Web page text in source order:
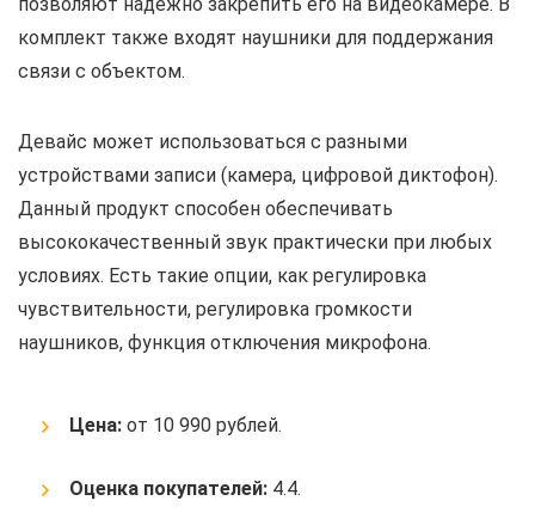
комплект также входят наушники для поддержания
связи с объектом.
Девайс может использоваться с разными
устройствами записи (камера, цифровой диктофон).
Данный продукт способен обеспечивать
высококачественный звук практически при любых
условиях. Есть такие опции, как регулировка
чувствительности, регулировка громкости
наушников, функция отключения микрофона.
Цена: от 10 990 рублей.
Оценка покупателей: 4.4.